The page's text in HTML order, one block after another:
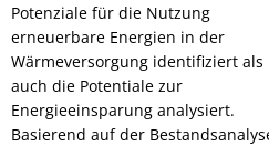
Potenziale für die Nutzung
erneuerbare Energien in der
Wärmeversorgung identifiziert als
auch die Potentiale zur
Energieeinsparung analysiert.
Basierend auf der